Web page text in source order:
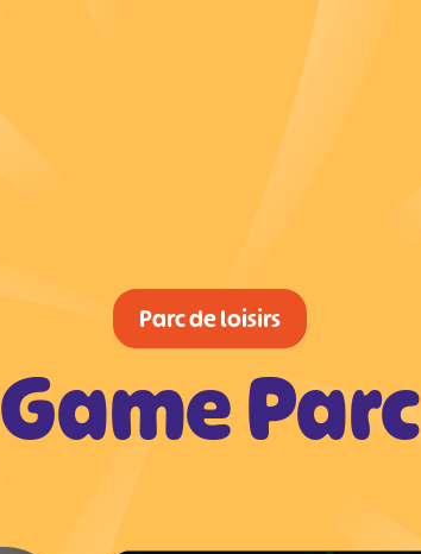
Parc de loisirs
Game Parc